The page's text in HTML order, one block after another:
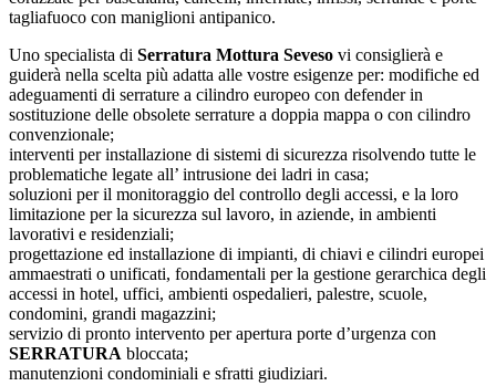
tagliafuoco con maniglioni antipanico.
Uno specialista di Serratura Mottura Seveso vi consiglierà e
guiderà nella scelta più adatta alle vostre esigenze per: modifiche ed
adeguamenti di serrature a cilindro europeo con defender in
sostituzione delle obsolete serrature a doppia mappa o con cilindro
convenzionale;
interventi per installazione di sistemi di sicurezza risolvendo tutte le
problematiche legate all’ intrusione dei ladri in casa;
soluzioni per il monitoraggio del controllo degli accessi, e la loro
limitazione per la sicurezza sul lavoro, in aziende, in ambienti
lavorativi e residenziali;
progettazione ed installazione di impianti, di chiavi e cilindri europei
ammaestrati o unificati, fondamentali per la gestione gerarchica degli
accessi in hotel, uffici, ambienti ospedalieri, palestre, scuole,
condomini, grandi magazzini;
servizio di pronto intervento per apertura porte d’urgenza con
SERRATURA bloccata;
manutenzioni condominiali e sfratti giudiziari.